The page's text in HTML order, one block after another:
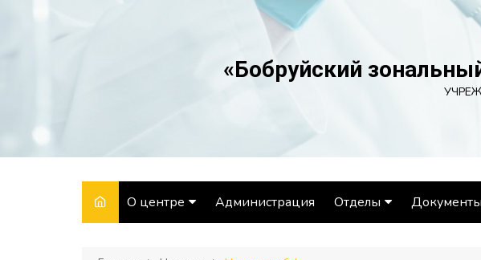
«Бобруйский
О центре Администрация Отделы Документы